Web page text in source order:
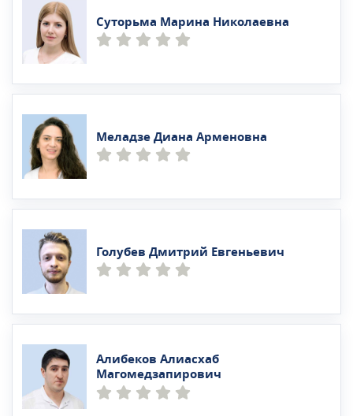
Суторьма Марина Николаевна
Меладзе Диана Арменовна
Голубев Дмитрий Евгеньевич
Алибеков Алиасхаб
Магомедзапирович